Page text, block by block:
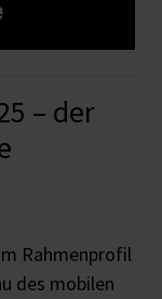
– der
Rahmenprofil
des mobilen